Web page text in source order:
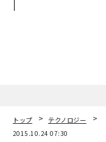
トップ テクノロジー
2015.10.24 07:30